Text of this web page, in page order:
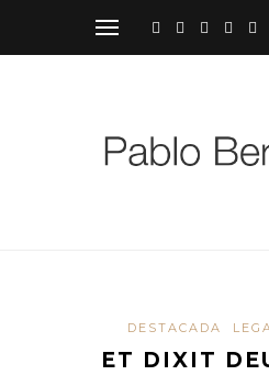
DESTACADA
ET DIXIT